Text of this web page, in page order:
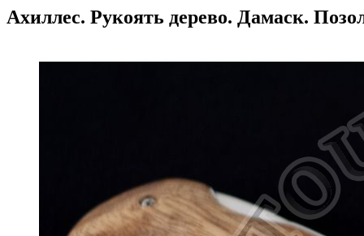
Ахиллес. Рукоять дерево. Дамаск.